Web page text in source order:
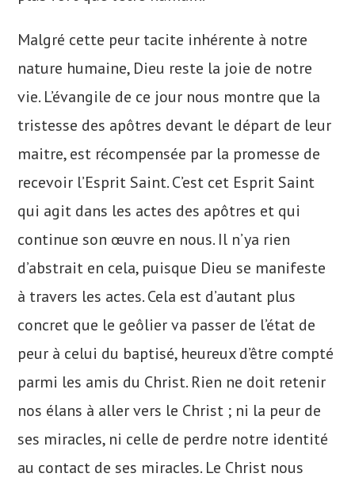
Malgré cette peur tacite inhérente à notre
nature humaine, Dieu reste la joie de notre
vie. L’évangile de ce jour nous montre que la
tristesse des apôtres devant le départ de leur
maitre, est récompensée par la promesse de
recevoir l’Esprit Saint. C’est cet Esprit Saint
qui agit dans les actes des apôtres et qui
continue son œuvre en nous. Il n’ya rien
d’abstrait en cela, puisque Dieu se manifeste
à travers les actes. Cela est d’autant plus
concret que le geôlier va passer de l’état de
peur à celui du baptisé, heureux d’être compté
parmi les amis du Christ. Rien ne doit retenir
nos élans à aller vers le Christ ; ni la peur de
ses miracles, ni celle de perdre notre identité
au contact de ses miracles. Le Christ nous